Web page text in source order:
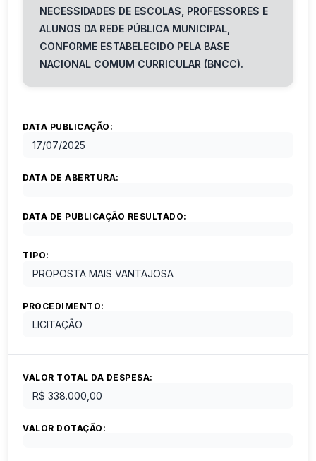
NECESSIDADES DE ESCOLAS, PROFESSORES E
ALUNOS DA REDE PÚBLICA MUNICIPAL,
CONFORME ESTABELECIDO PELA BASE
NACIONAL COMUM CURRICULAR (BNCC).
DATA PUBLICAÇÃO:
17/07/2025
DATA DE ABERTURA:
DATA DE PUBLICAÇÃO RESULTADO:
TIPO:
PROPOSTA MAIS VANTAJOSA
PROCEDIMENTO:
LICITAÇÃO
VALOR TOTAL DA DESPESA:
R$ 338.000,00
VALOR DOTAÇÃO: